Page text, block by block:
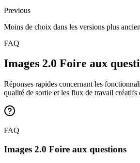
Previous
Moins de choix dans les versions plus
FAQ
Images 2.0 Foire aux
Réponses rapides concernant les
qualité de sortie et les flux de travail créatifs
FAQ
Images 2.0 Foire aux questions